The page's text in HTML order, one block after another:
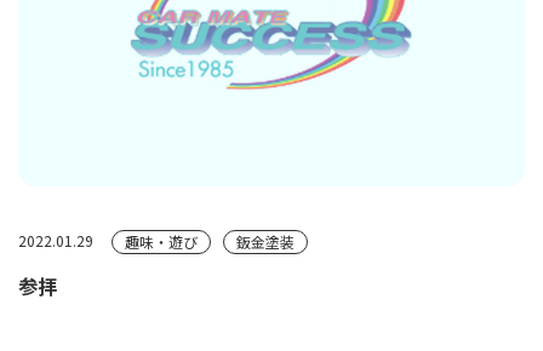
2022.01.29 趣味・遊び 鈑金塗装
参拝